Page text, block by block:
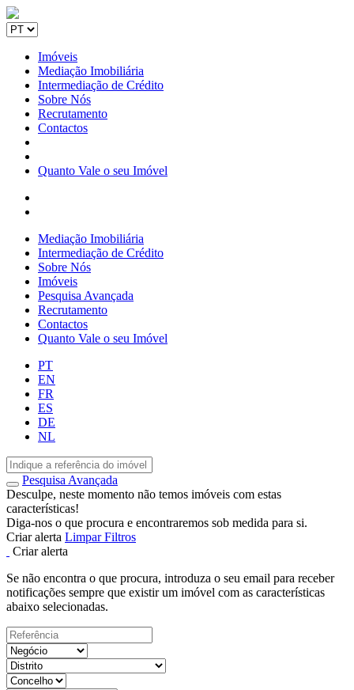
Imóveis
Mediação Imobiliária
Intermediação de Crédito
Sobre Nós
Recrutamento
Contactos
Quanto Vale o seu Imóvel
Mediação Imobiliária
Intermediação de Crédito
Sobre Nós
Imóveis
Pesquisa Avançada
Recrutamento
Contactos
Quanto Vale o seu Imóvel
PT
EN
FR
ES
DE
NL
Pesquisa Avançada
Desculpe, neste momento não temos imóveis com estas
características!
Diga-nos o que procura e encontraremos sob medida para si.
Criar alerta Limpar Filtros
Criar alerta
Se não encontra o que procura, introduza o seu email para receber
notificações sempre que existir um imóvel com as características
abaixo selecionadas.